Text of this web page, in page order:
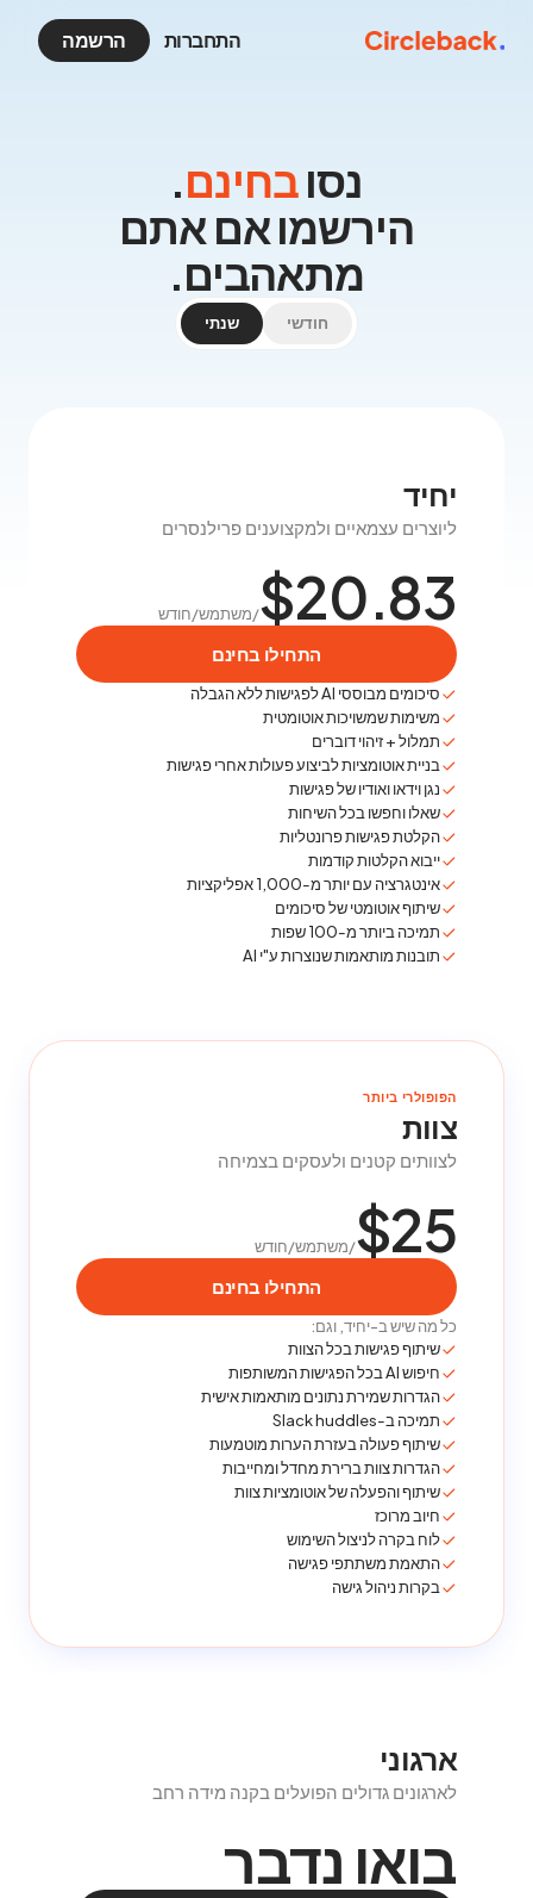
התחברות הרשמה
נסובחינם.
הירשמו אם אתם
מתאהבים.
חודשי שנתי
יחיד
ליוצרים עצמאיים ולמקצוענים פרילנסרים
$20.83/משתמש/חודש
התחילו בחינם
סיכומים מבוססי AI לפגישות ללא הגבלה
משימות שמשויכות אוטומטית
תמלול + זיהוי דוברים
בניית אוטומציות לביצוע פעולות אחרי פגישות
נגן וידאו ואודיו של פגישות
שאלו וחפשו בכל השיחות
הקלטת פגישות פרונטליות
ייבוא הקלטות קודמות
אינטגרציה עם יותר מ-1,000 אפליקציות
שיתוף אוטומטי של סיכומים
תמיכה ביותר מ-100 שפות
תובנות מותאמות שנוצרות ע"י AI
הפופולרי ביותר
צוות
לצוותים קטנים ולעסקים בצמיחה
$25/משתמש/חודש
התחילו בחינם
כל מה שיש ב-יחיד, וגם:
שיתוף פגישות בכל הצוות
חיפוש AI בכל הפגישות המשותפות
הגדרות שמירת נתונים מותאמות אישית
תמיכה ב-Slack huddles
שיתוף פעולה בעזרת הערות מוטמעות
הגדרות צוות ברירת מחדל ומחייבות
שיתוף והפעלה של אוטומציות צוות
חיוב מרוכז
לוח בקרה לניצול השימוש
התאמת משתתפי פגישה
בקרות ניהול גישה
ארגוני
לארגונים גדולים הפועלים בקנה מידה רחב
בואו נדבר